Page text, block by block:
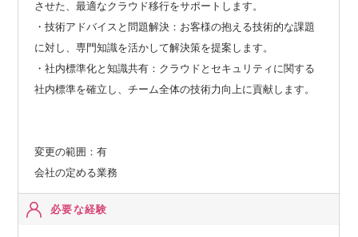
させた、最適なクラウド移行をサポートします。
・技術アドバイスと問題解決：お客様の抱える技術的な課題
に対し、専門知識を活かして解決策を提案します。
・社内標準化と知識共有：クラウドとセキュリティに関する
社内標準を確立し、チーム全体の技術力向上に貢献します。
変更の範囲：有
会社の定める業務
必要な経験